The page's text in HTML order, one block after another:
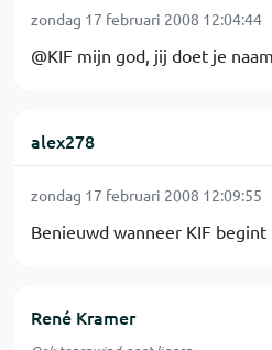
zondag 17 februari 2008 12:04:44
@KIF mijn god, jij doet je
alex278
zondag 17 februari 2008 12:09:55
Benieuwd wanneer KIF
René Kramer